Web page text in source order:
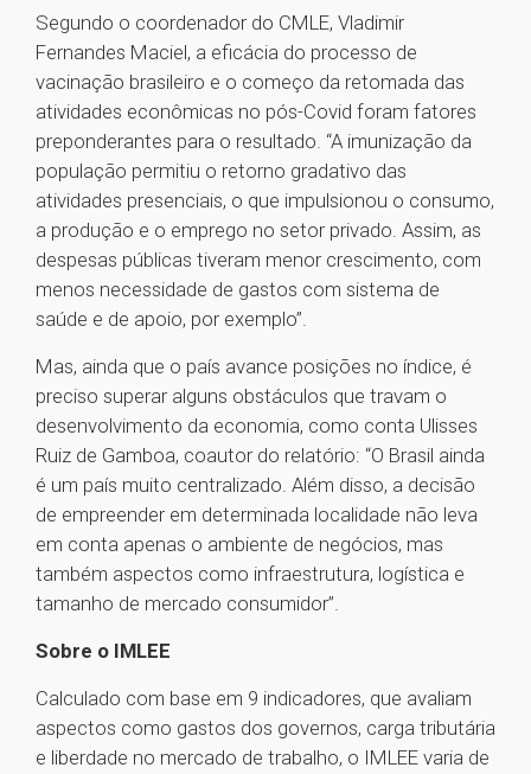
Segundo o coordenador do CMLE, Vladimir
Fernandes Maciel, a eficácia do processo de
vacinação brasileiro e o começo da retomada das
atividades econômicas no pós-Covid foram fatores
preponderantes para o resultado. “A imunização da
população permitiu o retorno gradativo das
atividades presenciais, o que impulsionou o consumo,
a produção e o emprego no setor privado. Assim, as
despesas públicas tiveram menor crescimento, com
menos necessidade de gastos com sistema de
saúde e de apoio, por exemplo”.
Mas, ainda que o país avance posições no índice, é
preciso superar alguns obstáculos que travam o
desenvolvimento da economia, como conta Ulisses
Ruiz de Gamboa, coautor do relatório: “O Brasil ainda
é um país muito centralizado. Além disso, a decisão
de empreender em determinada localidade não leva
em conta apenas o ambiente de negócios, mas
também aspectos como infraestrutura, logística e
tamanho de mercado consumidor”.
Sobre o IMLEE
Calculado com base em 9 indicadores, que avaliam
aspectos como gastos dos governos, carga tributária
e liberdade no mercado de trabalho, o IMLEE varia de